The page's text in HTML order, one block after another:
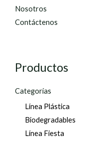
Nosotros
Contáctenos
Productos
Categorías
Línea Plástica
Biodegradables
Línea Fiesta